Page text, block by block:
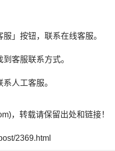
」按钮，联系在线客服。
客服联系方式。
人工客服。
，转载请保留出处和链接！
2369.html